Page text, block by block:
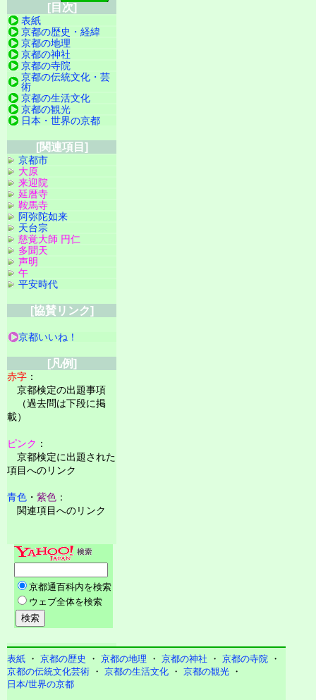
[目次]
表紙
京都の歴史・経緯
京都の地理
京都の神社
京都の寺院
京都の伝統文化・芸
術
京都の生活文化
京都の観光
日本・世界の京都
[関連項目]
京都市
大原
来迎院
延暦寺
鞍馬寺
阿弥陀如来
天台宗
慈覚大師 円仁
多聞天
声明
午
平安時代
[協賛リンク]
京都いいね！
[凡例]
赤字 ：
京都検定の出題事項
（過去問は下段に掲
載）
ピンク ：
京都検定に出題された
項目へのリンク
青色 ・ 紫色 ：
関連項目へのリンク
表紙 ・ 京都の歴史 ・ 京都の地理 ・ 京都の神社 ・ 京都の寺院 ・
京都の伝統文化芸術 ・ 京都の生活文化 ・ 京都の観光 ・
日本/世界の京都